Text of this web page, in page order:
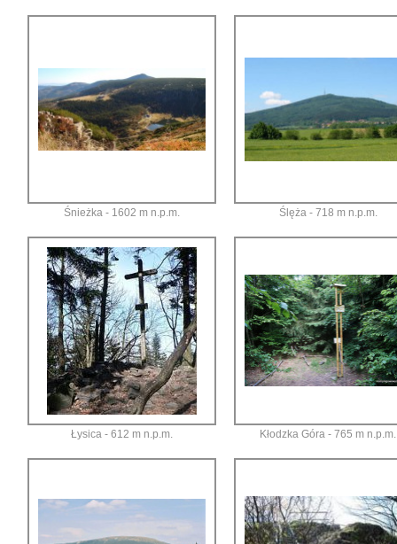
Śnieżka - 1602 m n.p.m. Ślęża - 718 m n.p.m.
Łysica - 612 m n.p.m. Kłodzka Góra - 765 m n.p.m.